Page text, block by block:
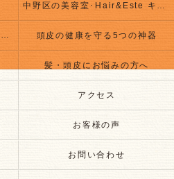
中野区の美容室･Hair&Este キャロットの評判
中野区の美容室･Hair&Este キャロットのお客様の声 頭皮の健康を守る5つの神器
髪・頭皮にお悩みの方へ
アクセス
お客様の声
お問い合わせ